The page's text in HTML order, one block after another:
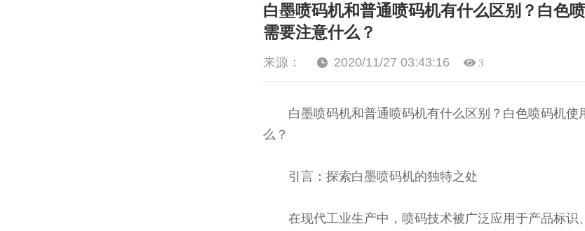
白墨喷码机和普通喷码机有什么区别？白色
需要注意什么？
来源： 2020/11/27 03:43:16 3
白墨喷码机和普通喷码机有什么区别？白色喷码机使
么？
引言：探索白墨喷码机的独特之处
在现代工业生产中，喷码技术被广泛应用于产品标识